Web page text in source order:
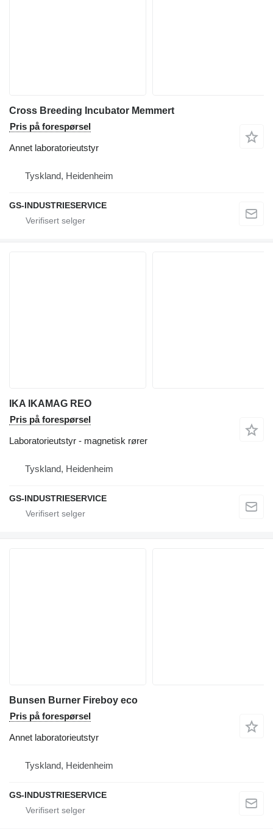
Cross Breeding Incubator Memmert
Pris på forespørsel
Annet laboratorieutstyr
Tyskland, Heidenheim
GS-INDUSTRIESERVICE
IKA IKAMAG REO
Pris på forespørsel
Laboratorieutstyr - magnetisk rører
Tyskland, Heidenheim
GS-INDUSTRIESERVICE
Bunsen Burner Fireboy eco
Pris på forespørsel
Annet laboratorieutstyr
Tyskland, Heidenheim
GS-INDUSTRIESERVICE